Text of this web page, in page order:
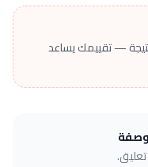
— تقييمك يساعد